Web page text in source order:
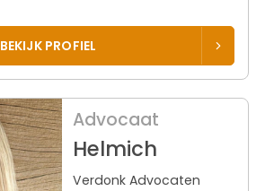
BEKIJK PROFIEL
Advocaat
Helmich
Verdonk Advocaten